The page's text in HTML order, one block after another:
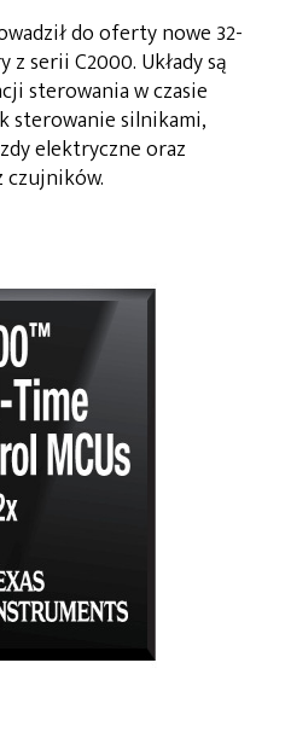
do oferty nowe 32-
serii C2000. Układy są
sterowania w czasie
sterowanie silnikami,
elektryczne oraz
czujników.